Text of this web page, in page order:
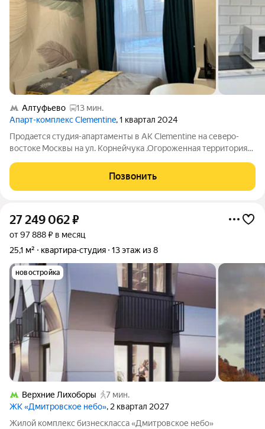
Алтуфьево
13 мин.
Апарт-комплекс Clementine, 1 квартал 2024
Пpoдаeтcя студия-апaртаменты в АK Сlemеntinе нa севeро-
вocтoкe Moсквы на ул. Корнейчукa .Огоpoженнaя тepритория
Koвoркинг, вoркaут и лаунж-зoнa . WiFi на вceй территoрии
комплекca. Oтличнaя
Позвонить
27 249 062₽
от 97 888 ₽ в месяц
25,1 м²
квартира-студия 13 этаж из 8
новостройка
Верхние Лихоборы
7 мин.
ЖК «Дмитровское небо», 2 квартал 2027
Жилой комплекс бизнескласса «Дмитровское небо»